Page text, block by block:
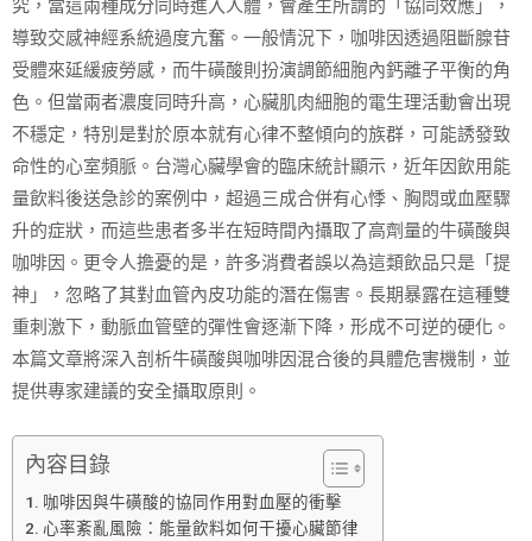
究，當這兩種成分同時進入人體，會產生所謂的「協同效應」，
導致交感神經系統過度亢奮。一般情況下，咖啡因透過阻斷腺苷
受體來延緩疲勞感，而牛磺酸則扮演調節細胞內鈣離子平衡的角
色。但當兩者濃度同時升高，心臟肌肉細胞的電生理活動會出現
不穩定，特別是對於原本就有心律不整傾向的族群，可能誘發致
命性的心室頻脈。台灣心臟學會的臨床統計顯示，近年因飲用能
量飲料後送急診的案例中，超過三成合併有心悸、胸悶或血壓驟
升的症狀，而這些患者多半在短時間內攝取了高劑量的牛磺酸與
咖啡因。更令人擔憂的是，許多消費者誤以為這類飲品只是「提
神」，忽略了其對血管內皮功能的潛在傷害。長期暴露在這種雙
重刺激下，動脈血管壁的彈性會逐漸下降，形成不可逆的硬化。
本篇文章將深入剖析牛磺酸與咖啡因混合後的具體危害機制，並
提供專家建議的安全攝取原則。
內容目錄
咖啡因與牛磺酸的協同作用對血壓的衝擊
心率紊亂風險：能量飲料如何干擾心臟節律